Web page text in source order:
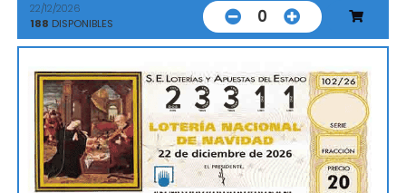
22/12/2026
188 DISPONIBLES 0